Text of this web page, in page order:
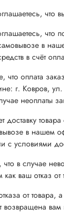
что
что
в
в счёт
что оплата
г. Ковров,
неоплаты
доставку
в нашем
с условиями
в случае
как ваш отказ
от товара,
возвращена